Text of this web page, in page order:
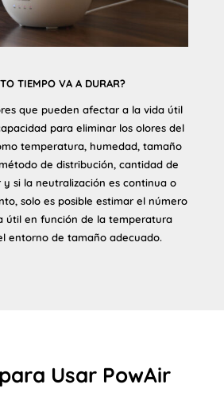
TIEMPO VA A DURAR?
que pueden afectar a la vida útil
para eliminar los olores del
temperatura, humedad, tamaño
de distribución, cantidad de
si la neutralización es continua o
solo es posible estimar el número
útil en función de la temperatura
entorno de tamaño adecuado.
Usar PowAir